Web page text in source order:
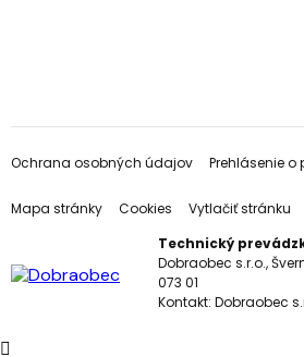
Ochrana osobných údajov Prehlásenie o
Mapa stránky Cookies
Vytlačiť stránku
Technický
Dobraobec s.r.o.,
073 01
Kontakt: Dobraobec